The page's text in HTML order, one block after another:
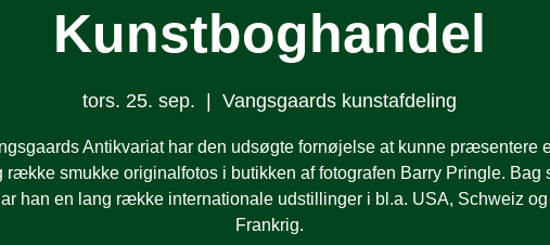
Kunstboghandel
tors. 25. sep. Vangsgaards kunstafdeling
Antikvariat har den udsøgte fornøjelse at kunne præsentere
række smukke originalfotos i butikken af fotografen Barry Pringle. Bag
han en lang række internationale udstillinger i bl.a. USA, Schweiz og
Frankrig.